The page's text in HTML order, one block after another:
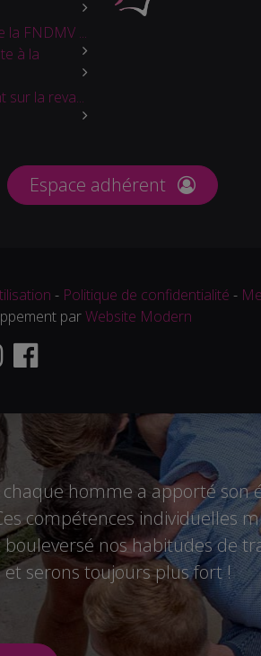
la FNDMV ...
à la
sur la reva...
Espace adhérent
- Politique de confidentialité -
parWebsite Modern
chaque homme a apporté
compétences individuelles
nos habitudes de
serons toujours plus fort !